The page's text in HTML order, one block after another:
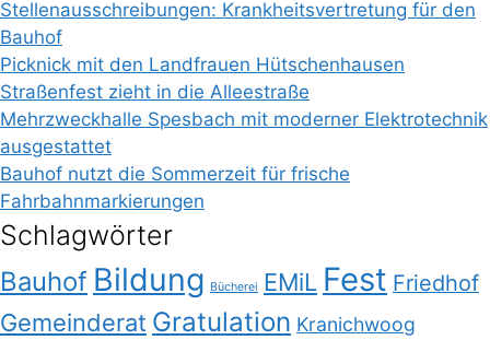
Stellenausschreibungen: Krankheitsvertretung für den
Bauhof
Picknick mit den Landfrauen Hütschenhausen
Straßenfest zieht in die Alleestraße
Mehrzweckhalle Spesbach mit moderner Elektrotechnik
ausgestattet
Bauhof nutzt die Sommerzeit für frische
Fahrbahnmarkierungen
Schlagwörter
Bauhof Bildung Bücherei EMiL Fest Friedhof
Gemeinderat Gratulation Kranichwoog